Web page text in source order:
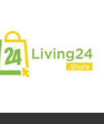
สมัครสมาชิก
ใจ( 0 )